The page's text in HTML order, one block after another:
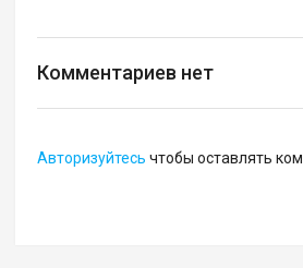
Комментариев нет
Авторизуйтесь чтобы оставлять